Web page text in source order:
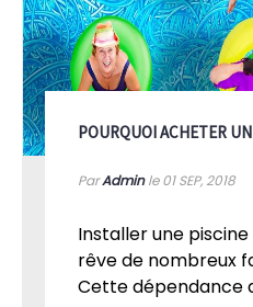
POURQUOI ACHETER
ParAdminle 01SEP, 2018
Installer une
rêve de nombreux
Cette dépendance